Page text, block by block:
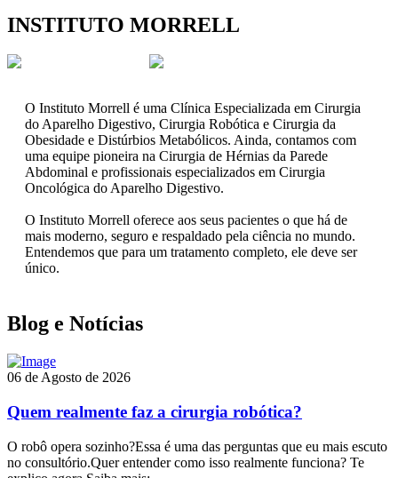
INSTITUTO MORRELL
O Instituto Morrell é uma Clínica Especializada em Cirurgia
do Aparelho Digestivo, Cirurgia Robótica e Cirurgia da
Obesidade e Distúrbios Metabólicos. Ainda, contamos com
uma equipe pioneira na Cirurgia de Hérnias da Parede
Abdominal e profissionais especializados em Cirurgia
Oncológica do Aparelho Digestivo.
O Instituto Morrell oferece aos seus pacientes o que há de
mais moderno, seguro e respaldado pela ciência no mundo.
Entendemos que para um tratamento completo, ele deve ser
único.
Blog e Notícias
06 de Agosto de 2026
Quem realmente faz a cirurgia robótica?
O robô opera sozinho?Essa é uma das perguntas que eu mais escuto
no consultório.Quer entender como isso realmente funciona? Te